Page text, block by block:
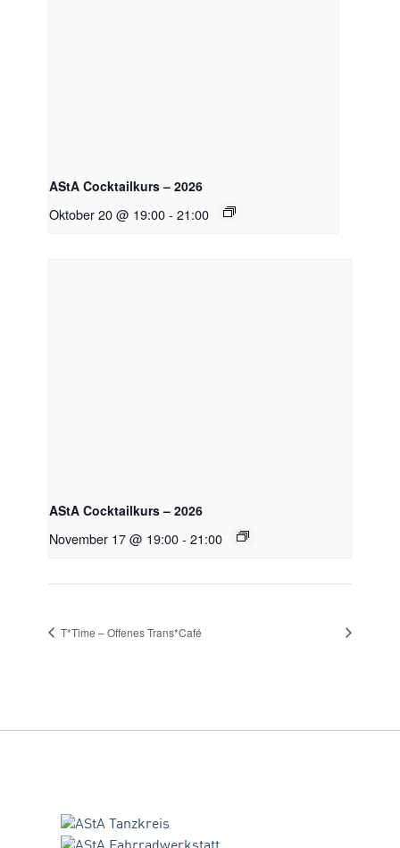
AStA Cocktailkurs – 2026
Oktober 20 @ 19:00- 21:00
AStA Cocktailkurs – 2026
November 17 @ 19:00- 21:00
T*Time – Offenes Trans*Café